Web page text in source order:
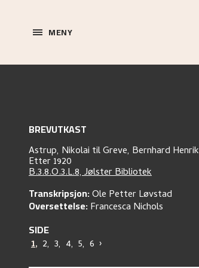
MENY
BREVUTKAST
Astrup, Nikolai tilGreve, Bernhard Henrik
Etter 1920
B.3.8.O.3.L.8, Jølster Bibliotek
Transkripsjon:Ole Petter Løvstad
Oversettelse:Francesca Nichols
SIDE
1, 2, 3, 4, 5, 6 ›